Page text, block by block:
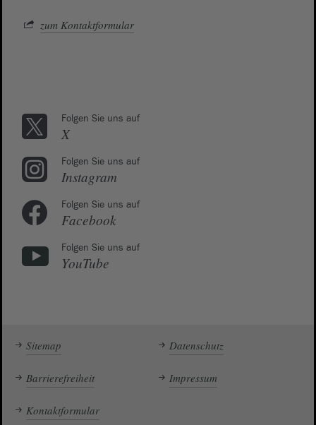
zum Kontaktformular
Folgen Sie uns auf
X
Folgen Sie uns auf
Instagram
Folgen Sie uns auf
Facebook
Folgen Sie uns auf
YouTube
Sitemap Datenschutz
Barrierefreiheit Impressum
Kontaktformular